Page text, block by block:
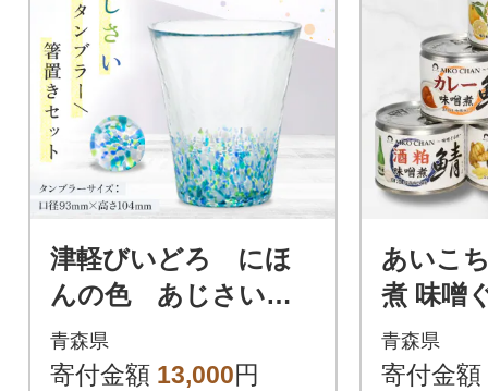
津軽びいどろ にほ
んの色 あじさいタ
ンブラー/箸置きセッ
ト
青森県
寄付金額 13,000円
あいこ
煮 味噌
青森県
寄付金額